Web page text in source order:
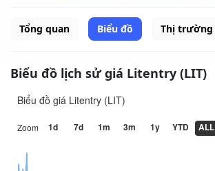
Tổng quan Biểu đồ Thị trường
Biểu đồ lịch sử giá Litentry (LIT)
Zoom 1d 7d 1m 3m 1y YTD ALL
Biểu đồ giá Litentry (LIT)